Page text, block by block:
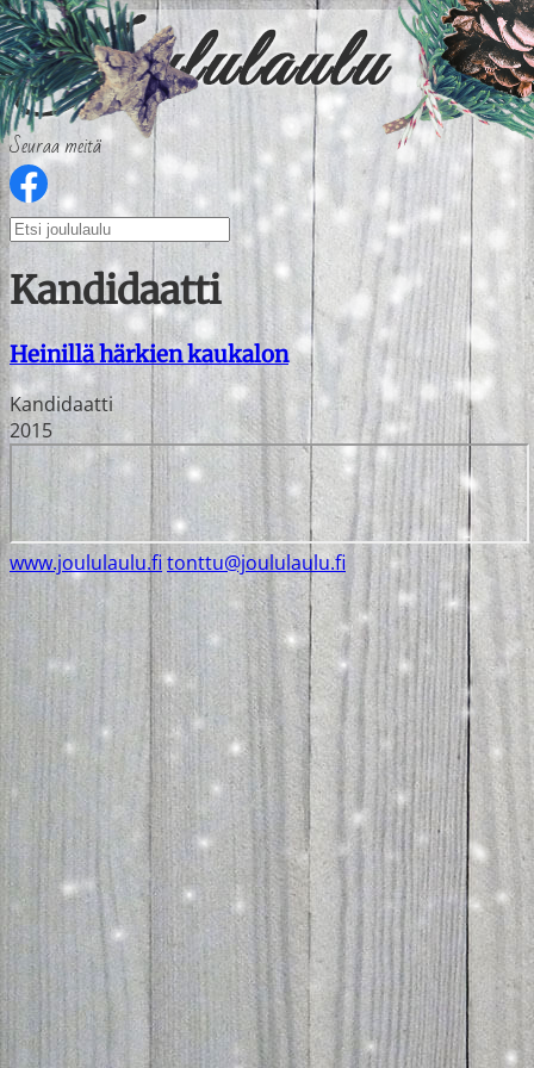
Seuraa meitä
Kandidaatti
Heinillä härkien kaukalon
Kandidaatti
2015
www.joululaulu.fitonttu@joululaulu.fi